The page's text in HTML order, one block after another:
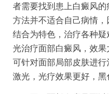
者需要找到患上白癜风
方法并不适合自己病情
结合为特色，治疗各种
光治疗面部白癜风，效果
可针对面部局部皮肤进
激光，光疗效果更好，黑